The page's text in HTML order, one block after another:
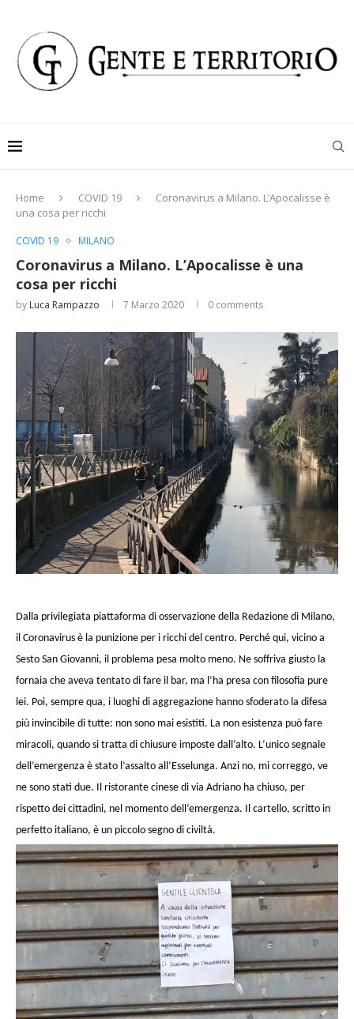
Home COVID 19
Coronavirus a Milano. L’Apocalisse è
una cosa per ricchi
COVID 19 MILANO
Coronavirus a Milano. L’Apocalisse è una
cosa per ricchi
by Luca Rampazzo 7 Marzo 2020 0 comments
Dalla privilegiata piattaforma di osservazione della Redazione di Milano,
il Coronavirus è la punizione per i ricchi del centro. Perché qui, vicino a
Sesto San Giovanni, il problema pesa molto meno. Ne soffriva giusto la
fornaia che aveva tentato di fare il bar, ma l’ha presa con filosofia pure
lei. Poi, sempre qua, i luoghi di aggregazione hanno sfoderato la difesa
più invincibile di tutte: non sono mai esistiti. La non esistenza può fare
miracoli, quando si tratta di chiusure imposte dall’alto. L’unico segnale
dell’emergenza è stato l’assalto all’Esselunga. Anzi no, mi correggo, ve
ne sono stati due. Il ristorante cinese di via Adriano ha chiuso, per
rispetto dei cittadini, nel momento dell’emergenza. Il cartello, scritto in
perfetto italiano, è un piccolo segno di civiltà.